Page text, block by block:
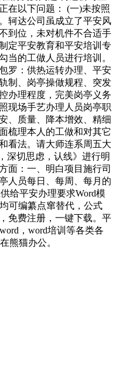
在以下问题： (一)未按照
轲达公司虽成立了平安风
到位，未对机件不合适手
定平安教育和平安培训专
当的工做人员进行培训。
罗：供热运转办理、平安
制、岗亭操做规程、突发
办理程度，完美岗亭义务
现场手艺办理人员岗亭职
、质量、降本增效、精细
梳理本人的工做和对其它
看法。请大师连系周五大
深切思虑，认线》进行明
面：一、明白项目施行司
人员每日、每周、每月的
给平安办理要求Word模
可编纂点窜替代，公式
免费注册，一键下载。平
，word培训等各类各
熊猫办公。